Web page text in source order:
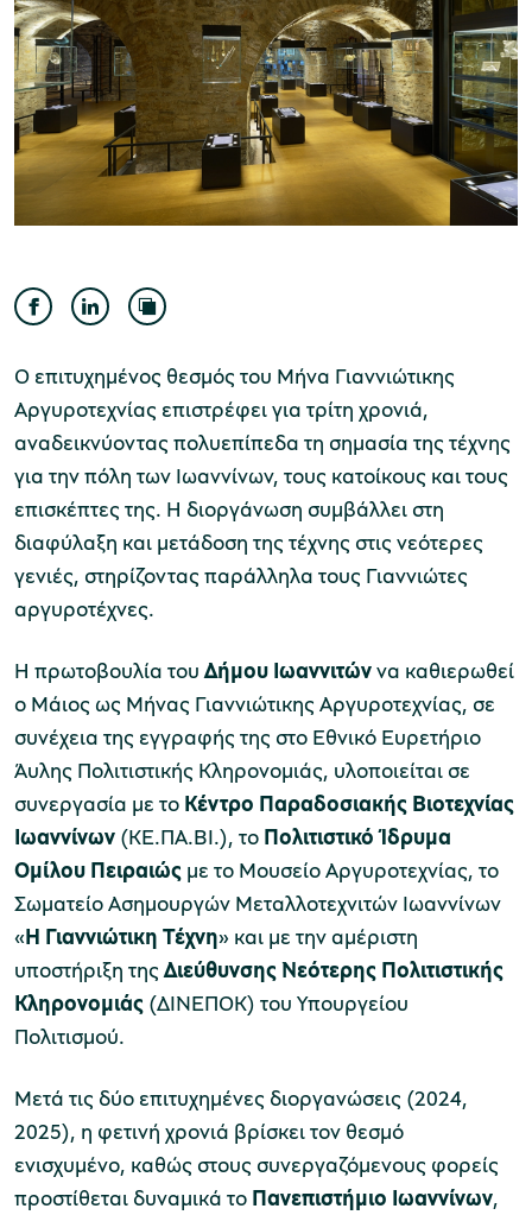
Μουσείο Ελιάς και Ελληνικού Λαδιού
Λέσβου
Μουσείο Πλινθοκεραμοποιίας N. & Σ.
Τσαλαπάτα
Μουσείο Περιβάλλοντος Στυμφαλίας
Μουσείο Μαστίχας Χίου
Μουσείο Αργυροτεχνίας
ομάδες
προγράμματα
Ο επιτυχημένος θεσμός του Μήνα Γιαννιώτικης
Αργυροτεχνίας επιστρέφει για τρίτη χρονιά,
αναδεικνύοντας πολυεπίπεδα τη σημασία της τέχνης
για την πόλη των Ιωαννίνων, τους κατοίκους και τους
επισκέπτες της. Η διοργάνωση συμβάλλει στη
διαφύλαξη και μετάδοση της τέχνης στις νεότερες
γενιές, στηρίζοντας παράλληλα τους Γιαννιώτες
αργυροτέχνες.
Η πρωτοβουλία τουΔήμου Ιωαννιτώννα καθιερωθεί
ο Μάιος ως Μήνας Γιαννιώτικης Αργυροτεχνίας, σε
συνέχεια της εγγραφής της στο Εθνικό Ευρετήριο
Άυλης Πολιτιστικής Κληρονομιάς, υλοποιείται σε
συνεργασία με το Κέντρο Παραδοσιακής Βιοτεχνίας
Ιωαννίνων (ΚΕ.ΠΑ.ΒΙ.), το Πολιτιστικό Ίδρυμα
Ομίλου Πειραιώς με το Μουσείο Αργυροτεχνίας, το
Σωματείο Ασημουργών Μεταλλοτεχνιτών Ιωαννίνων
«Η Γιαννιώτικη Τέχνη» και με την αμέριστη
υποστήριξη τηςΔιεύθυνσης Νεότερης Πολιτιστικής
Κληρονομιάς (ΔΙΝΕΠΟΚ) του Υπουργείου
Πολιτισμού.
Μετά τις δύο επιτυχημένες διοργανώσεις (2024,
2025), η φετινή χρονιά βρίσκει τον θεσμό
ενισχυμένο, καθώς στους συνεργαζόμενους φορείς
προστίθεται δυναμικά το Πανεπιστήμιο Ιωαννίνων,